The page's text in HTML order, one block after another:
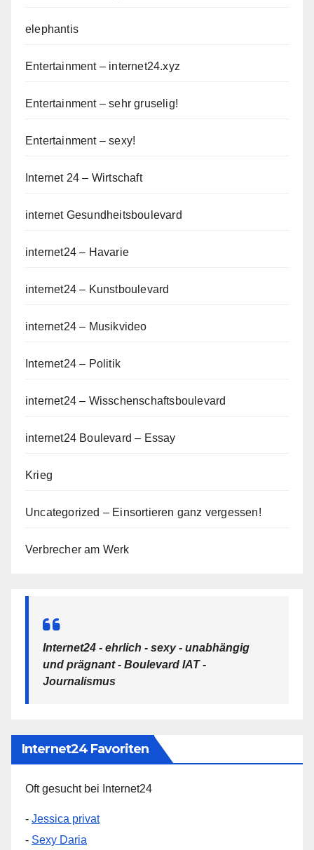
elephantis
Entertainment – internet24.xyz
Entertainment – sehr gruselig!
Entertainment – sexy!
Internet 24 – Wirtschaft
internet Gesundheitsboulevard
internet24 – Havarie
internet24 – Kunstboulevard
internet24 – Musikvideo
Internet24 – Politik
internet24 – Wisschenschaftsboulevard
internet24 Boulevard – Essay
Krieg
Uncategorized – Einsortieren ganz vergessen!
Verbrecher am Werk
Internet24 - ehrlich - sexy - unabhängig
und prägnant - Boulevard IAT -
Journalismus
Internet24 Favoriten
Oft gesucht bei Internet24
- Jessica privat
- Sexy Daria